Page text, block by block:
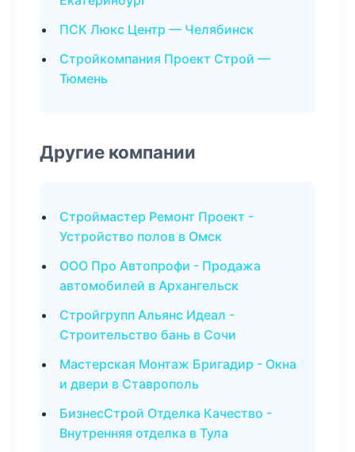
ПСК Люкс Центр — Челябинск
Стройкомпания Проект Строй —
Тюмень
Другие компании
Строймастер Ремонт Проект -
Устройство полов в Омск
ООО Про Автопрофи - Продажа
автомобилей в Архангельск
Стройгрупп Альянс Идеал -
Строительство бань в Сочи
Мастерская Монтаж Бригадир - Окна
и двери в Ставрополь
БизнесСтрой Отделка Качество -
Внутренняя отделка в Тула